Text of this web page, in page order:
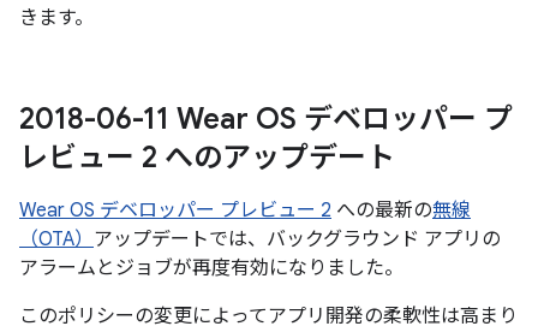
きます。
2018-06-11 Wear OS デベロッパー プ
レビュー 2 へのアップデート
Wear OS デベロッパー プレビュー 2 への最新の無線
（OTA） アップデートでは、バックグラウンド アプリの
アラームとジョブが再度有効になりました。
このポリシーの変更によってアプリ開発の柔軟性は高まり